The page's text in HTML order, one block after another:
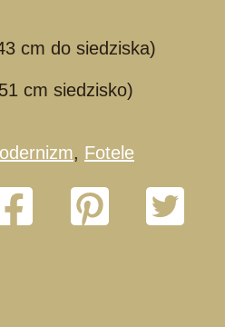
cm do siedziska)
cm siedzisko)
, Fotele